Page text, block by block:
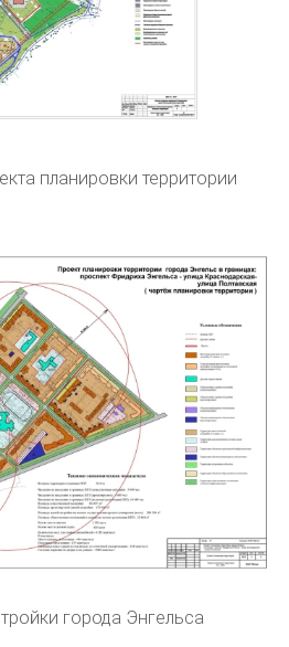
планировки территории
города Энгельса